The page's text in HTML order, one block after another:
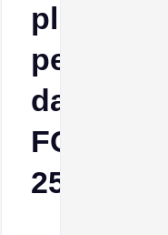
plus
dans
FC
25